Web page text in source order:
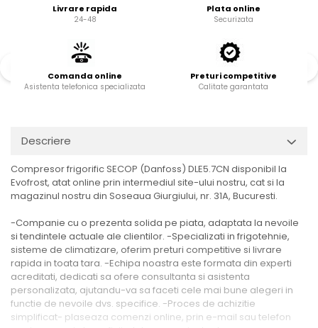
Livrare rapida
24-48
Plata online
Securizata
Comanda online
Asistenta telefonica specializata
Preturi competitive
Calitate garantata
Descriere
Compresor frigorific SECOP (Danfoss) DLE5.7CN disponibil la
Evofrost, atat online prin intermediul site-ului nostru, cat si la
magazinul nostru din Soseaua Giurgiului, nr. 31A, Bucuresti.
-Companie cu o prezenta solida pe piata, adaptata la nevoile
si tendintele actuale ale clientilor. -Specializati in frigotehnie,
sisteme de climatizare, oferim preturi competitive si livrare
rapida in toata tara. -Echipa noastra este formata din experti
acreditati, dedicati sa ofere consultanta si asistenta
personalizata, ajutandu-va sa faceti cele mai bune alegeri in
functie de nevoile dvs. specifice. -Proces de achizitie
simplificat- plaseaza comenzi online, prin e-mail sau telefon